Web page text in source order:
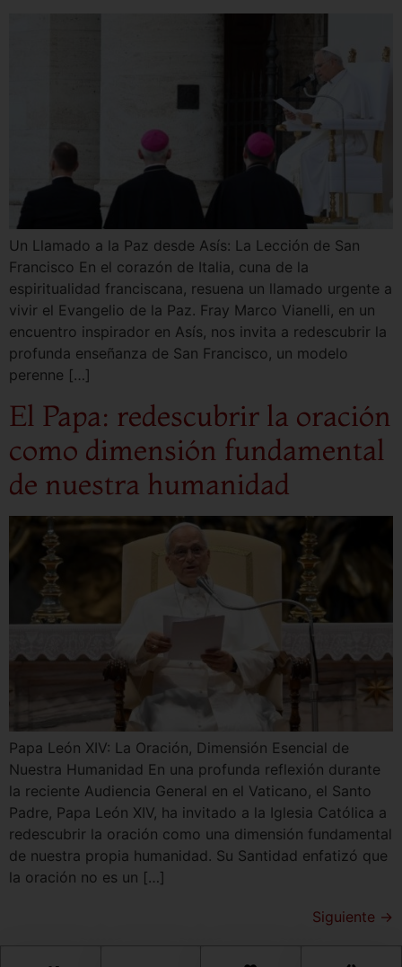
Un Llamado a la Paz desde Asís: La Lección de San
Francisco En el corazón de Italia, cuna de la
espiritualidad franciscana, resuena un llamado urgente a
vivir el Evangelio de la Paz. Fray Marco Vianelli, en un
encuentro inspirador en Asís, nos invita a redescubrir la
profunda enseñanza de San Francisco, un modelo
perenne […]
El Papa: redescubrir la oración
como dimensión fundamental
de nuestra humanidad
Papa León XIV: La Oración, Dimensión Esencial de
Nuestra Humanidad En una profunda reflexión durante
la reciente Audiencia General en el Vaticano, el Santo
Padre, Papa León XIV, ha invitado a la Iglesia Católica a
redescubrir la oración como una dimensión fundamental
de nuestra propia humanidad. Su Santidad enfatizó que
la oración no es un […]
Siguiente →